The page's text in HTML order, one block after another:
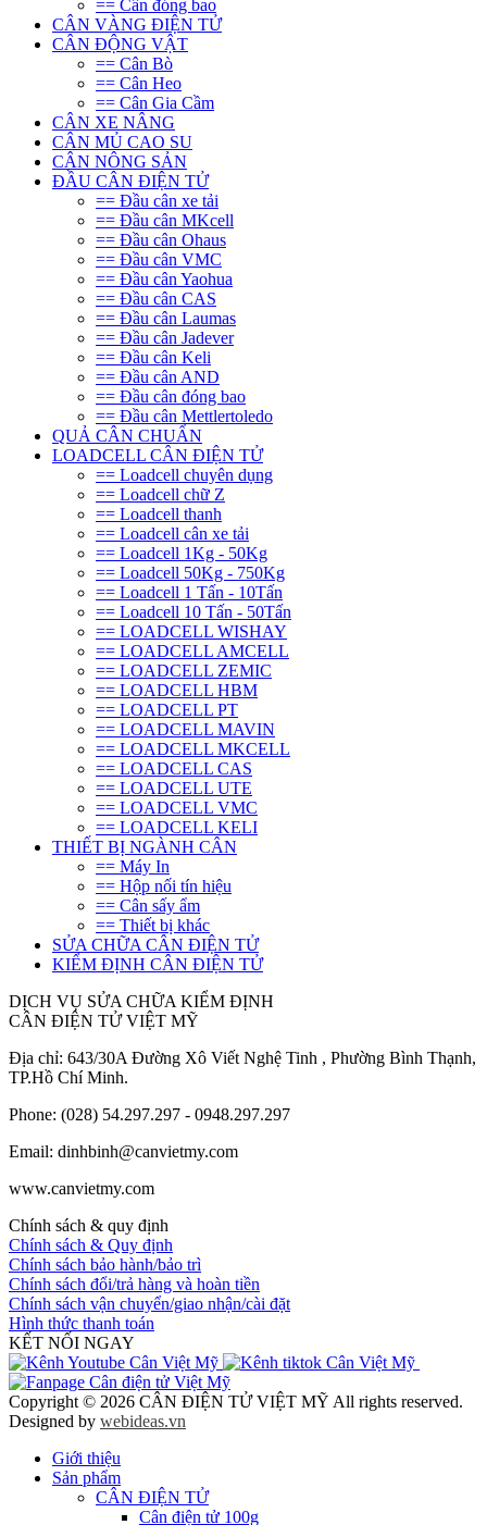
== Cân đóng bao
CÂN VÀNG ĐIỆN TỬ
CÂN ĐỘNG VẬT
== Cân Bò
== Cân Heo
== Cân Gia Cầm
CÂN XE NÂNG
CÂN MỦ CAO SU
CÂN NÔNG SẢN
ĐẦU CÂN ĐIỆN TỬ
== Đầu cân xe tải
== Đầu cân MKcell
== Đầu cân Ohaus
== Đầu cân VMC
== Đầu cân Yaohua
== Đầu cân CAS
== Đầu cân Laumas
== Đầu cân Jadever
== Đầu cân Keli
== Đầu cân AND
== Đầu cân đóng bao
== Đầu cân Mettlertoledo
QUẢ CÂN CHUẨN
LOADCELL CÂN ĐIỆN TỬ
== Loadcell chuyên dụng
== Loadcell chữ Z
== Loadcell thanh
== Loadcell cân xe tải
== Loadcell 1Kg - 50Kg
== Loadcell 50Kg - 750Kg
== Loadcell 1 Tấn - 10Tấn
== Loadcell 10 Tấn - 50Tấn
== LOADCELL WISHAY
== LOADCELL AMCELL
== LOADCELL ZEMIC
== LOADCELL HBM
== LOADCELL PT
== LOADCELL MAVIN
== LOADCELL MKCELL
== LOADCELL CAS
== LOADCELL UTE
== LOADCELL VMC
== LOADCELL KELI
THIẾT BỊ NGÀNH CÂN
== Máy In
== Hộp nối tín hiệu
== Cân sấy ẩm
== Thiết bị khác
SỬA CHỮA CÂN ĐIỆN TỬ
KIỂM ĐỊNH CÂN ĐIỆN TỬ
DỊCH VỤ SỬA CHỮA KIỂM ĐỊNH
CÂN ĐIỆN TỬ VIỆT MỸ
Địa chỉ: 643/30A Đường Xô Viết Nghệ Tinh , Phường Bình Thạnh,
TP.Hồ Chí Minh.
Phone: (028) 54.297.297 - 0948.297.297
Email: dinhbinh@canvietmy.com
www.canvietmy.com
Chính sách & quy định
Chính sách & Quy định
Chính sách bảo hành/bảo trì
Chính sách đổi/trả hàng và hoàn tiền
Chính sách vận chuyển/giao nhận/cài đặt
Hình thức thanh toán
KẾT NỐI NGAY
Copyright © 2026 CÂN ĐIỆN TỬ VIỆT MỸ All rights reserved.
Designed by webideas.vn
Giới thiệu
Sản phẩm
CÂN ĐIỆN TỬ
Cân điện tử 100g